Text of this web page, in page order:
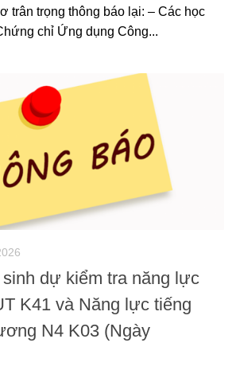
trân trọng thông báo lại: – Các học
chỉ Ứng dụng Công...
dự kiểm tra năng lực
K41 và Năng lực tiếng
N4 K03 (Ngày